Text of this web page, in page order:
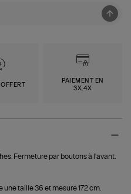
PAIEMENT EN
3X,4X
Fermeture par boutons à l'avant.
une taille 36 et mesure 172 cm.